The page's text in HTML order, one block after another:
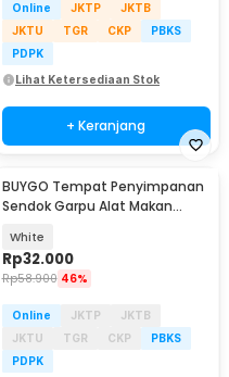
Online JKTP
JKTB
JKTU
TGR CKP
PBKS
PDPK
Lihat Ketersediaan Stok
+ Keranjang
BUYGO Tempat Penyimpanan
Sendok Garpu Alat Makan
White
Rp32.000
Rp58.900 46%
Online JKTP
JKTB
JKTU
TGR CKP
PBKS
PDPK